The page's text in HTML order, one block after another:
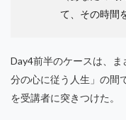
て、その時間
Day4前半のケースは、
分の心に従う人生」の間
を受講者に突きつけた。